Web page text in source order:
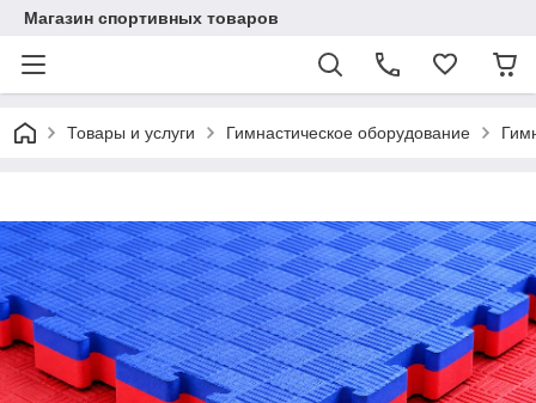
Магазин спортивных товаров
Товары и услуги Гимнастическое оборудование